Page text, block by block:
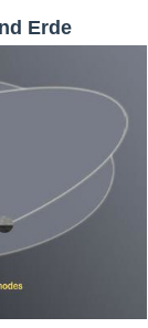
Erde